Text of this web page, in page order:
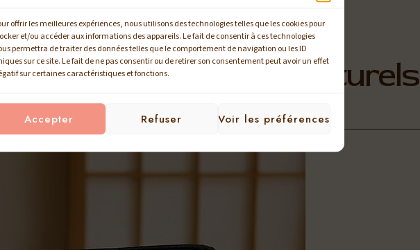
offrir les meilleures expériences, nous utilisons des technologies telles que les cookies pour
et/ou accéder aux informations des appareils. Le fait de consentir à ces technologies
permettra de traiter des données telles que le comportement de navigation ou les ID
sur ce site. Le fait de ne pas consentir ou de retirer son consentement peut avoir un effet
sur certaines caractéristiques et fonctions.
Accepter Refuser Voir les préférences
nos autres soins naturels